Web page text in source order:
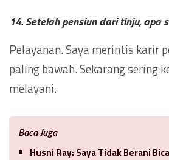
14. Setelah pensiun dari tinju, apa
Pelayanan. Saya merintis karir
paling bawah. Sekarang sering
melayani.
Baca Juga
Husni Ray: Saya Tidak Berani